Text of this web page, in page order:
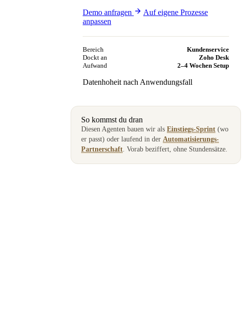
Demo anfragen
Auf eigene Prozesse
anpassen
Bereich
Kundenservice
Dockt an
Zoho Desk
Aufwand
2–4 Wochen Setup
Datenhoheit nach Anwendungsfall
So kommst du dran
Diesen Agenten bauen wir als Einstiegs-Sprint (wo
er passt) oder laufend in der Automatisierungs-
Partnerschaft . Vorab beziffert, ohne Stundensätze.